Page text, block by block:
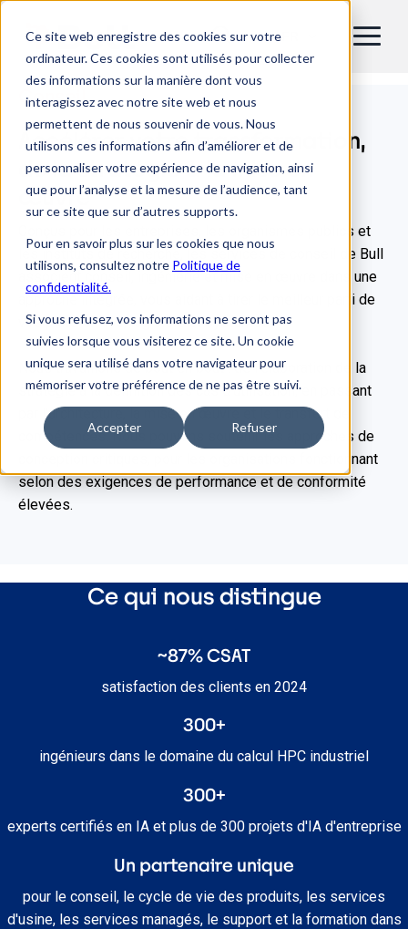
Ce site web enregistre des cookies sur votre
ordinateur. Ces cookies sont utilisés pour collecter
des informations sur la manière dont vous
interagissez avec notre site web et nous
permettent de nous souvenir de vous. Nous
utilisons ces informations afin d’améliorer et de
personnaliser votre expérience de navigation, ainsi
que pour l’analyse et la mesure de l’audience, tant
sur ce site que sur d’autres supports.
Pour en savoir plus sur les cookies que nous
utilisons, consultez notre Politique de
confidentialité.
Si vous refusez, vos informations ne seront pas
suivies lorsque vous visiterez ce site. Un cookie
unique sera utilisé dans votre navigateur pour
mémoriser votre préférence de ne pas être suivi.
Accepter Refuser
FR
Conseil
Accélérer votre transformation,
de la stratégie à la mise en
œuvre
Conçus pour les entreprises, les organismes publics et
les instituts de recherche, les services de conseil de Bull
associent conseil, ingénierie et mise en œuvre dans une
approche intégrée, vous aidant à tirer le meilleur parti de
vos plateformes, logiciels et systèmes.
Nous travaillons de bout en bout : de l'élaboration de la
stratégie à la définition des cas d'utilisation, en passant
par l'architecture, la mise en œuvre et le transfert de
compétences. Nous pouvons soutenir les approches de
conception critiques, pour les organisations fonctionnant
selon des exigences de performance et de conformité
élevées.
Ce qui nous distingue
~87% CSAT
satisfaction des clients en 2024
300+
ingénieurs dans le domaine du calcul HPC industriel
300+
experts certifiés en IA et plus de 300 projets d'IA d'entreprise
Un partenaire unique
pour le conseil, le cycle de vie des produits, les services
d'usine, les services managés, le support et la formation dans